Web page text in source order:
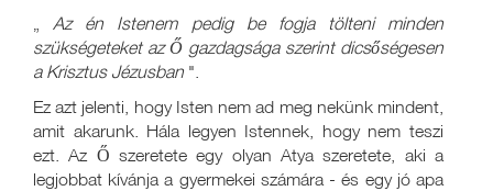
„Az én Istenem pedig be fogja tölteni minden
szükségeteket az Ő gazdagsága szerint dicsőségesen
a Krisztus Jézusban ".
Ez azt jelenti, hogy Isten nem ad meg nekünk mindent,
amit akarunk. Hála legyen Istennek, hogy nem teszi
ezt. Az Ő szeretete egy olyan Atya szeretete, aki a
legjobbat kívánja a gyermekei számára - és egy jó apa